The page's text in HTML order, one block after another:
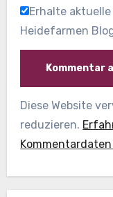
Erhalte
Heidefarmen
Diese Website
reduzieren.